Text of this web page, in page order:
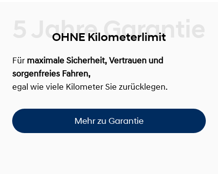
OHNE Kilometerlimit
Für maximale Sicherheit, Vertrauen und
sorgenfreies Fahren,
egal wie viele Kilometer Sie zurücklegen.
Mehr zu Garantie